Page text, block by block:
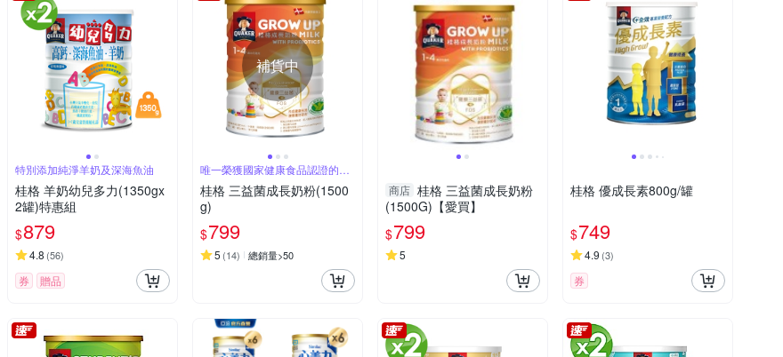
特別添加純淨羊奶及深海魚油
桂格 羊奶幼兒多力(1350gx
2罐)特惠組
$879
4.8 (56)
券 贈品
補貨中
唯一榮獲國家健康食品認證的成
長奶粉
桂格 三益菌成長奶粉(1500
g)
$799
5 (14) 總銷量>50
商店 桂格 三益菌成長奶粉
(1500G)【愛買】
$799
5
桂格 優成長素800g/罐
$749
4.9 (3)
券